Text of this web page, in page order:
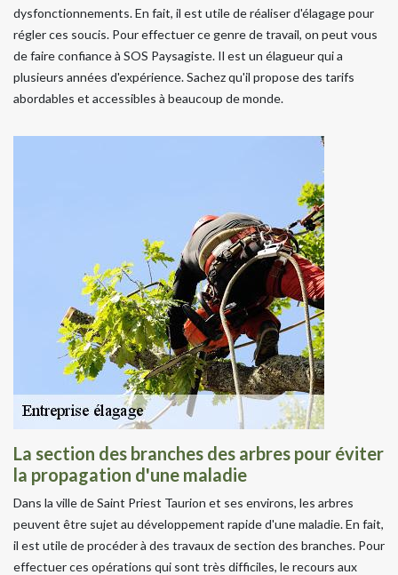
dysfonctionnements. En fait, il est utile de réaliser d'élagage pour
régler ces soucis. Pour effectuer ce genre de travail, on peut vous
de faire confiance à SOS Paysagiste. Il est un élagueur qui a
plusieurs années d'expérience. Sachez qu'il propose des tarifs
abordables et accessibles à beaucoup de monde.
La section des branches des arbres pour éviter
la propagation d'une maladie
Dans la ville de Saint Priest Taurion et ses environs, les arbres
peuvent être sujet au développement rapide d'une maladie. En fait,
il est utile de procéder à des travaux de section des branches. Pour
effectuer ces opérations qui sont très difficiles, le recours aux